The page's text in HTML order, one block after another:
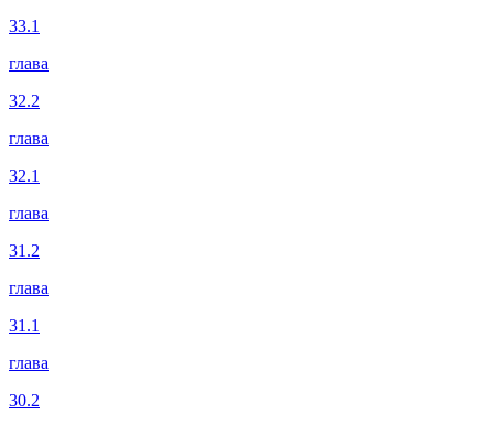
33.1
глава
32.2
глава
32.1
глава
31.2
глава
31.1
глава
30.2